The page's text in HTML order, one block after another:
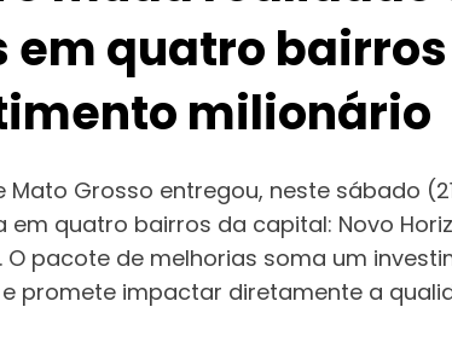
em quatro
milionário
Mato Grosso entregou, neste sábado
quatro bairros da capital: Novo
O pacote de melhorias soma um
promete impactar diretamente a